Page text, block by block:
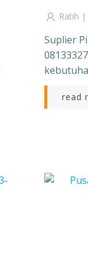
Ratih
Suplier
read